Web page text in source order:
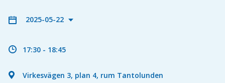
2025-05-22
17:30 - 18:45
Virkesvägen 3, plan 4, rum Tantolunden